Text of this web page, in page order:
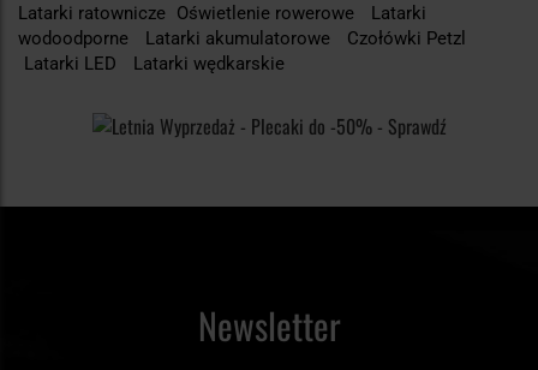
Latarki ratownicze Oświetlenie rowerowe
Latarki
wodoodporne
Latarki akumulatorowe
Czołówki Petzl
Latarki LED
Latarki wędkarskie
Newsletter